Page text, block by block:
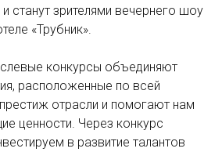
станут зрителями вечернего шоу
«Трубник».
конкурсы объединяют
расположенные по всей
отрасли и помогают нам
ценности. Через конкурс
в развитие талантов